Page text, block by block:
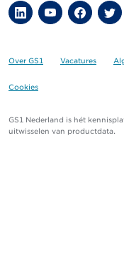
Over GS1 Vacatures
Cookies
GS1 Nederland is hét
uitwisselen van productdata.